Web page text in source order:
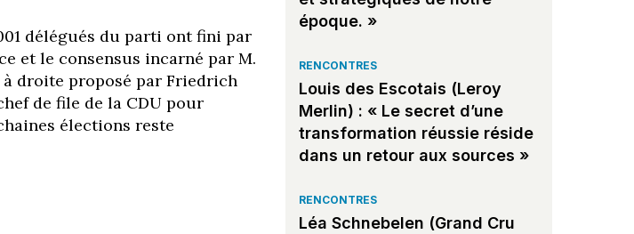
délégués du parti ont fini par
et le consensus incarné par M.
droite proposé par Friedrich
de file de la CDU pour
élections reste
époque. »
RENCONTRES
Louis des Escotais (Leroy
Merlin) : « Le secret d’une
transformation réussie réside
dans un retour aux sources »
RENCONTRES
Léa Schnebelen (Grand Cru